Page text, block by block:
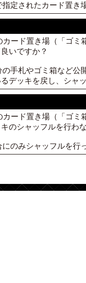
定されたカード置き
ード置き場（「ゴ
いですか？
手札やゴミ箱など
デッキを戻し、シャ
ード置き場（「ゴ
のシャッフルを行わ
のみシャッフルを行